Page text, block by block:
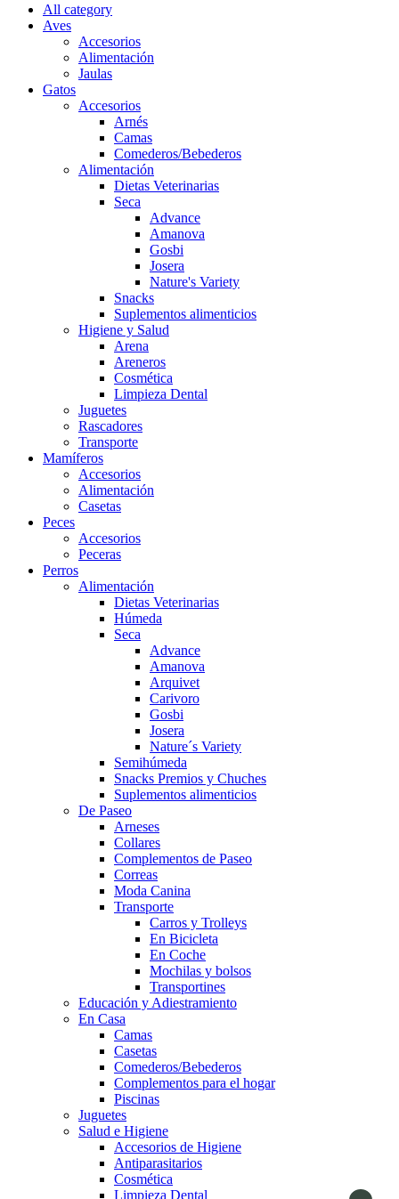
All category
Aves
Accesorios
Alimentación
Jaulas
Gatos
Accesorios
Arnés
Camas
Comederos/Bebederos
Alimentación
Dietas Veterinarias
Seca
Advance
Amanova
Gosbi
Josera
Nature's Variety
Snacks
Suplementos alimenticios
Higiene y Salud
Arena
Areneros
Cosmética
Limpieza Dental
Juguetes
Rascadores
Transporte
Mamíferos
Accesorios
Alimentación
Casetas
Peces
Accesorios
Peceras
Perros
Alimentación
Dietas Veterinarias
Húmeda
Seca
Advance
Amanova
Arquivet
Carivoro
Gosbi
Josera
Nature´s Variety
Semihúmeda
Snacks Premios y Chuches
Suplementos alimenticios
De Paseo
Arneses
Collares
Complementos de Paseo
Correas
Moda Canina
Transporte
Carros y Trolleys
En Bicicleta
En Coche
Mochilas y bolsos
Transportines
Educación y Adiestramiento
En Casa
Camas
Casetas
Comederos/Bebederos
Complementos para el hogar
Piscinas
Juguetes
Salud e Higiene
Accesorios de Higiene
Antiparasitarios
Cosmética
Limpieza Dental